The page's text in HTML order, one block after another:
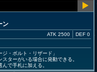
ン
ATK 2500 DEF 0
・ボルト・リザード」
ターがいる場合に発動できる。
で手札に加える。